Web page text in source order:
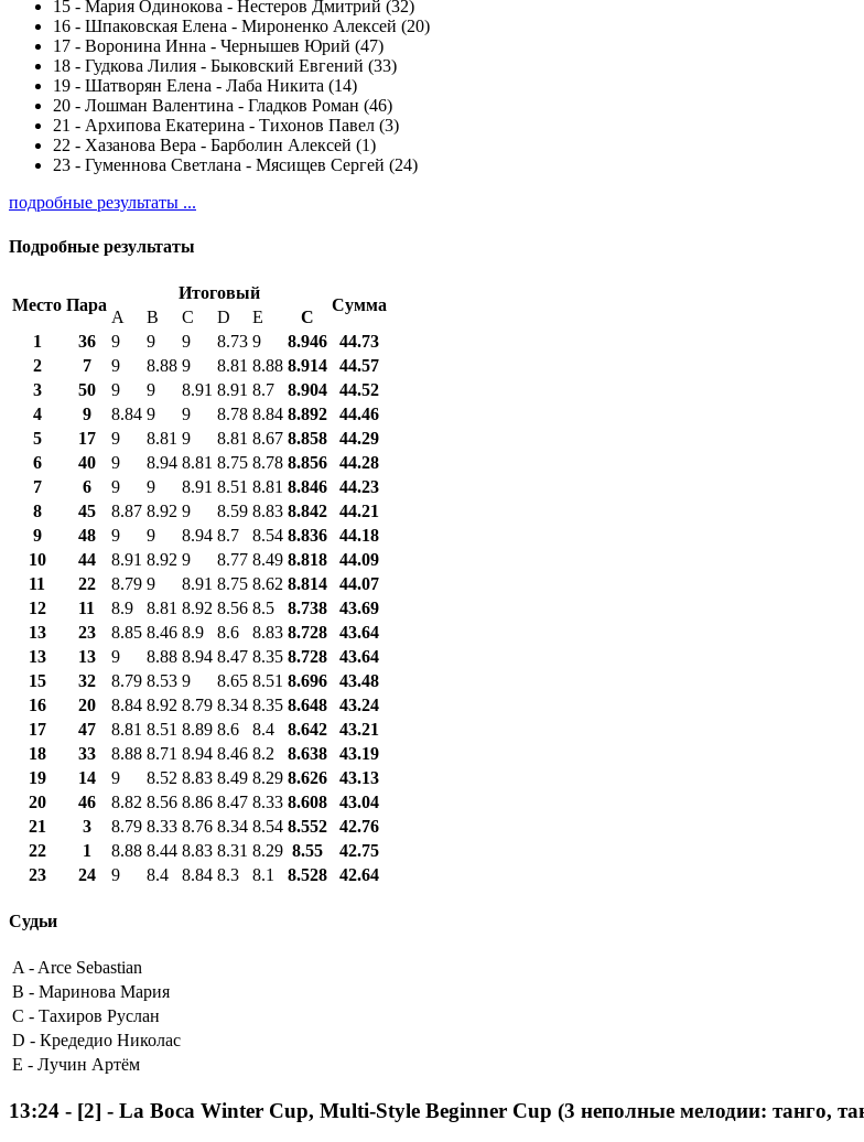
15 - Мария Одинокова - Нестеров Дмитрий (32)
16 - Шпаковская Елена - Мироненко Алексей (20)
17 - Воронина Инна - Чернышев Юрий (47)
18 - Гудкова Лилия - Быковский Евгений (33)
19 - Шатворян Елена - Лаба Никита (14)
20 - Лошман Валентина - Гладков Роман (46)
21 - Архипова Екатерина - Тихонов Павел (3)
22 - Хазанова Вера - Барболин Алексей (1)
23 - Гуменнова Светлана - Мясищев Сергей (24)
подробные результаты ...
Подробные результаты
Место Пара
Итоговый
Сумма
A B C D E
С
1
36 9 9 9 8.73 9 8.946
44.73
2
7 9 8.88 9 8.81 8.88 8.914
44.57
3
50 9 9 8.91 8.91 8.7 8.904
44.52
4
9 8.84 9 9 8.78 8.84 8.892
44.46
5
17 9 8.81 9 8.81 8.67 8.858
44.29
6
40 9 8.94 8.81 8.75 8.78 8.856
44.28
7
6 9 9 8.91 8.51 8.81 8.846
44.23
8
45 8.87 8.92 9 8.59 8.83 8.842
44.21
9
48 9 9 8.94 8.7 8.54 8.836
44.18
10
44 8.91 8.92 9 8.77 8.49 8.818
44.09
11
22 8.79 9 8.91 8.75 8.62 8.814
44.07
12
11 8.9 8.81 8.92 8.56 8.5 8.738
43.69
13
23 8.85 8.46 8.9 8.6 8.83 8.728
43.64
13
13 9 8.88 8.94 8.47 8.35 8.728
43.64
15
32 8.79 8.53 9 8.65 8.51 8.696
43.48
16
20 8.84 8.92 8.79 8.34 8.35 8.648
43.24
17
47 8.81 8.51 8.89 8.6 8.4 8.642
43.21
18
33 8.88 8.71 8.94 8.46 8.2 8.638
43.19
19
14 9 8.52 8.83 8.49 8.29 8.626
43.13
20
46 8.82 8.56 8.86 8.47 8.33 8.608
43.04
21
3 8.79 8.33 8.76 8.34 8.54 8.552
42.76
22
1 8.88 8.44 8.83 8.31 8.29 8.55
42.75
23
24 9 8.4 8.84 8.3 8.1 8.528 42.64
Судьи
A -Arce Sebastian
B - Маринова Мария
C - Тахиров Руслан
D - Кредедио Николас
E - Лучин Артём
13:24 - [2] - La Boca Winter Cup, Multi-Style Beginner Cup (3 неполные мелодии: танго,